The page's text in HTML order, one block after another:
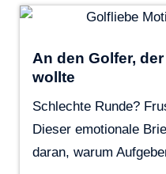
An den Golfer,
wollte
Schlechte Runde?
Dieser emotionale
daran, warum